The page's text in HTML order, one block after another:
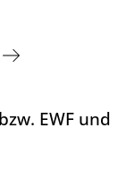
EWF und